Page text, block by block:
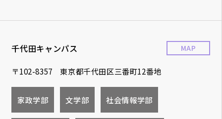
千代田キャンパス
〒102-8357 東京都千代田区三番町12番地
MAP
家政学部 文学部 社会情報学部